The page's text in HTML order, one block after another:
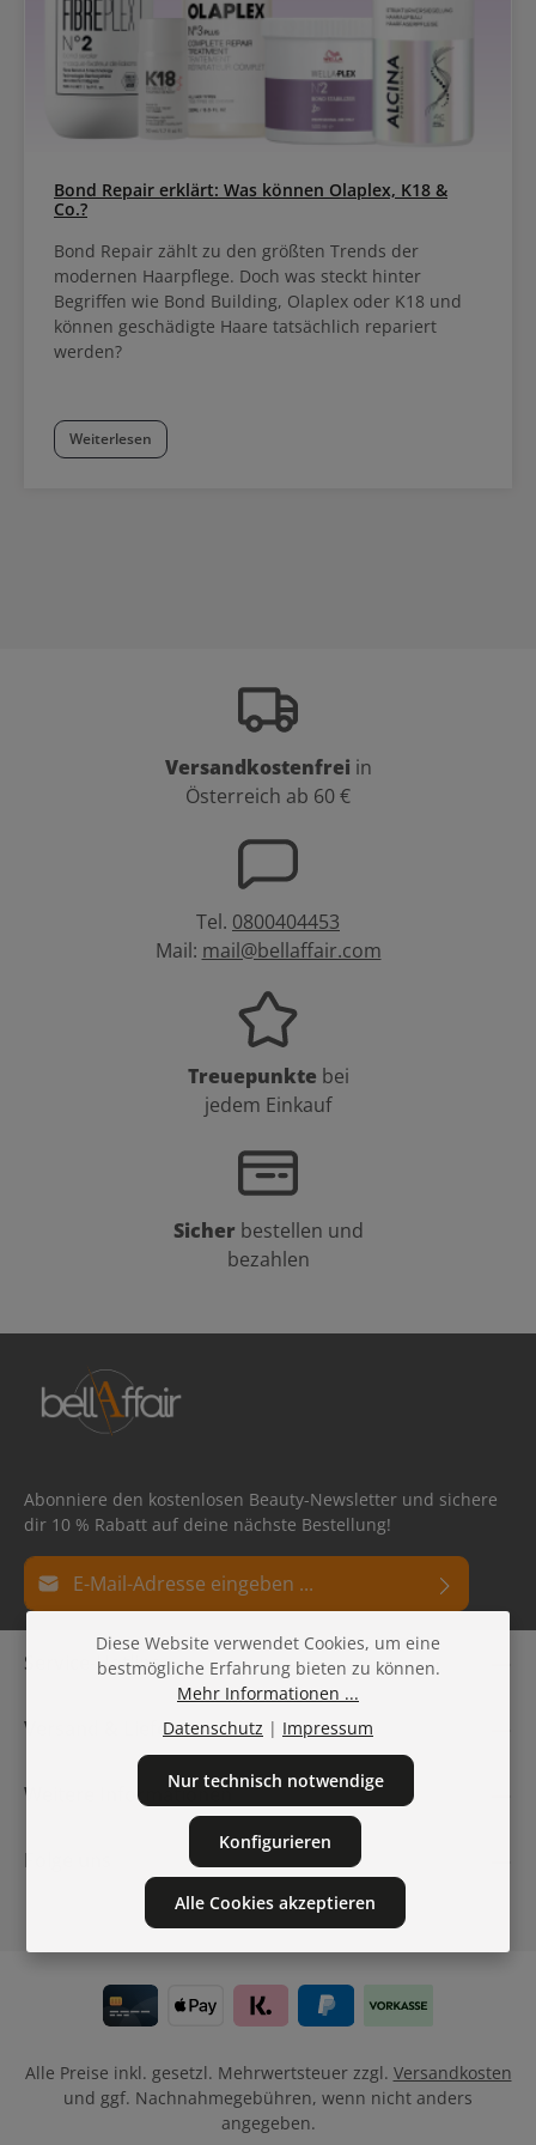
Bond Repair erklärt: Was können Olaplex, K18 &
Co.?
Bond Repair zählt zu den größten Trends der
modernen Haarpflege. Doch was steckt hinter
Begriffen wie Bond Building, Olaplex oder K18 und
können geschädigte Haare tatsächlich repariert
werden?
Weiterlesen
Versandkostenfrei in
Österreich ab 60 €
Tel. 0800404453
Mail: mail@bellaffair.com
Treuepunkte bei
jedem Einkauf
Sicher bestellen und
bezahlen
Abonniere den kostenlosen Beauty-Newsletter und sichere
dir 10 % Rabatt auf deine nächste Bestellung!
E-Mail-Adresse*
Datenschutz
Ich habe dieDatenschutzbestimmungen zur Kenntnis
genommen und dieAGBgelesen und bin mit ihnen
einverstanden.
Die mit einem Stern (*) markierten Felder sind
Pflichtfelder.
Service-Hotline
Versand & Lieferung
Weitere Informationen
Folge uns
Alle Preise inkl. gesetzl. Mehrwertsteuer zzgl. Versandkosten
und ggf. Nachnahmegebühren, wenn nicht anders
angegeben.
Diese Website verwendet Cookies, um eine
bestmögliche Erfahrung bieten zu können.
Mehr Informationen ...
Datenschutz | Impressum
Nur technisch notwendige
Konfigurieren
Alle Cookies akzeptieren